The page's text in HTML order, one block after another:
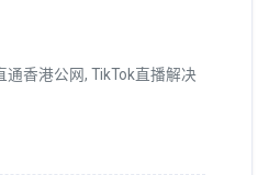
通香港公网, TikTok直播解决